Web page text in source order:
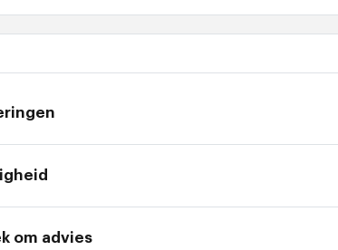
om advies